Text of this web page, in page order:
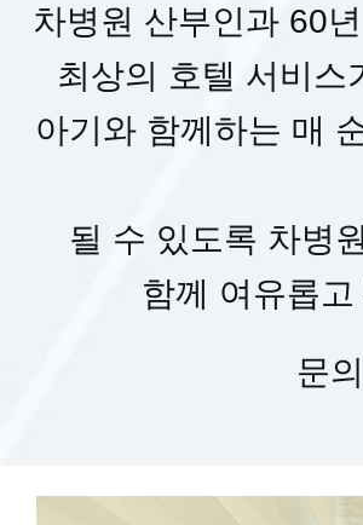
편의시설
증명서발급안내
차병원 산부인과 60
최상의 호텔 서비스
아기와 함께하는 매
될 수 있도록 차병
함께 여유롭
문